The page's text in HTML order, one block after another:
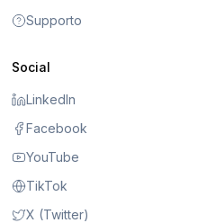
Supporto
Social
LinkedIn
Facebook
YouTube
TikTok
X (Twitter)